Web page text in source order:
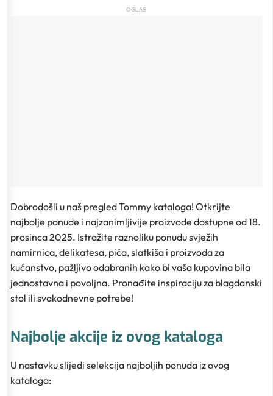
OGLAS
Dobrodošli u naš pregled Tommy kataloga! Otkrijte
najbolje ponude i najzanimljivije proizvode dostupne od 18.
prosinca 2025. Istražite raznoliku ponudu svježih
namirnica, delikatesa, pića, slatkiša i proizvoda za
kućanstvo, pažljivo odabranih kako bi vaša kupovina bila
jednostavna i povoljna. Pronađite inspiraciju za blagdanski
stol ili svakodnevne potrebe!
Najbolje akcije iz ovog kataloga
U nastavku slijedi selekcija najboljih ponuda iz ovog
kataloga: